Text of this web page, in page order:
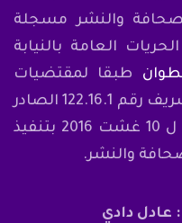
والنشر مسجلة
العامة بالنيابة
طبقا لمقتضيات
المادتين 16 و 21 من الظهير الشريف رقم 122.16.1 الصادر
في 6 ذي القعدة 1437 الموافق ل 10 غشت 2016 بتنفيذ
عادل دادي